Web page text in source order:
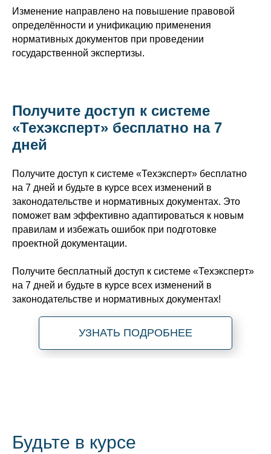
Изменение направлено на повышение правовой
определённости и унификацию применения
нормативных документов при проведении
государственной экспертизы.
Получите доступ к системе
«Техэксперт» бесплатно на 7
дней
Получите доступ к системе «Техэксперт» бесплатно
на 7 дней и будьте в курсе всех изменений в
законодательстве и нормативных документах. Это
поможет вам эффективно адаптироваться к новым
правилам и избежать ошибок при подготовке
проектной документации.
Получите бесплатный доступ к системе «Техэксперт»
на 7 дней и будьте в курсе всех изменений в
законодательстве и нормативных документах!
УЗНАТЬ ПОДРОБНЕЕ
Будьте в курсе